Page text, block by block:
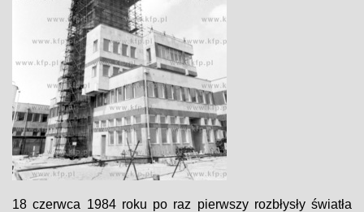
18 czerwca 1984 roku po raz pierwszy rozbłysły światła